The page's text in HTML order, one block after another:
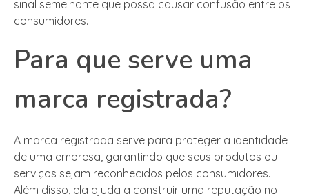
sinal semelhante que possa causar confusão entre os
consumidores.
Para que serve uma
marca registrada?
A marca registrada serve para proteger a identidade
de uma empresa, garantindo que seus produtos ou
serviços sejam reconhecidos pelos consumidores.
Além disso, ela ajuda a construir uma reputação no